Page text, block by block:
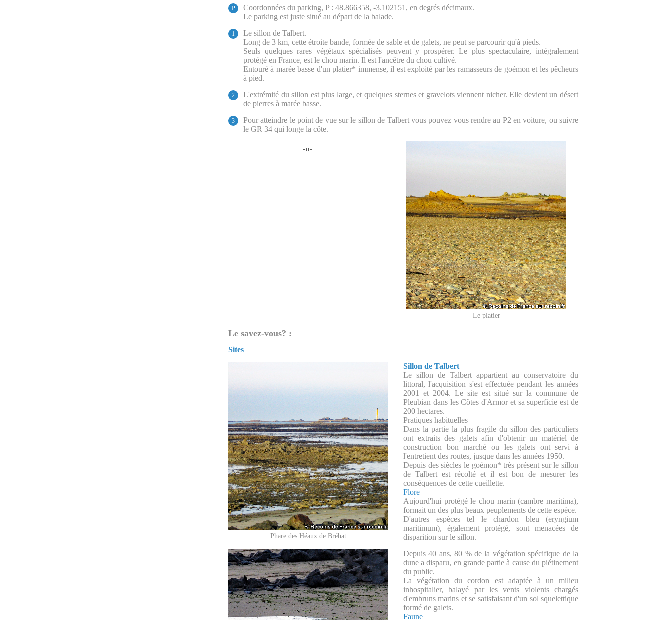
P
Coordonnées du parking, P : 48.866358, -3.102151, en degrés décimaux.
Le parking est juste situé au départ de la balade.
1
Le sillon de Talbert.
Long de 3 km, cette étroite bande, formée de sable et de galets, ne peut se parcourir qu'à pieds.
Seuls quelques rares végétaux spécialisés peuvent y prospérer. Le plus spectaculaire, intégralement
protégé en France, est le chou marin. Il est l'ancêtre du chou cultivé.
Entouré à marée basse d'un platier* immense, il est exploité par les ramasseurs de goémon et les pêcheurs
à pied.
2
L'extrémité du sillon est plus large, et quelques sternes et gravelots viennent nicher. Elle devient un désert
de pierres à marée basse.
3
Pour atteindre le point de vue sur le sillon de Talbert vous pouvez vous rendre au P2 en voiture, ou suivre
le GR 34 qui longe la côte.
Le platier
Le savez-vous? :
Sites
Phare des Héaux de Bréhat
Sillon de Talbert
Le sillon de Talbert appartient au conservatoire du
littoral, l'acquisition s'est effectuée pendant les années
2001 et 2004. Le site est situé sur la commune de
Pleubian dans les Côtes d'Armor et sa superficie est de
200 hectares.
Pratiques habituelles
Dans la partie la plus fragile du sillon des particuliers
ont extraits des galets afin d'obtenir un matériel de
construction bon marché ou les galets ont servi à
l'entretient des routes, jusque dans les années 1950.
Depuis des siècles le goémon* très présent sur le sillon
de Talbert est récolté et il est bon de mesurer les
conséquences de cette cueillette.
Flore
Aujourd'hui protégé le chou marin (cambre maritima),
formait un des plus beaux peuplements de cette espèce.
D'autres espèces tel le chardon bleu (eryngium
maritimum), également protégé, sont menacées de
disparition sur le sillon.
Depuis 40 ans, 80 % de la végétation spécifique de la
dune a disparu, en grande partie à cause du piétinement
du public.
La végétation du cordon est adaptée à un milieu
inhospitalier, balayé par les vents violents chargés
d'embruns marins et se satisfaisant d'un sol squelettique
formé de galets.
Faune